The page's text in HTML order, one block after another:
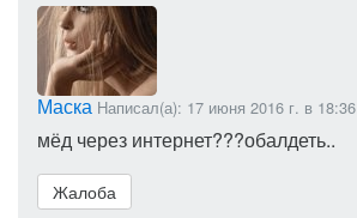
Маска Написал(а): 17 июня 2016 г. в 18:36
мёд через интернет???обалдеть..
Жалоба